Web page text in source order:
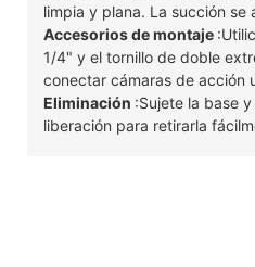
limpia y plana. La succión
Accesorios de montaje
1/4" y el tornillo de doble
conectar cámaras de acción
Eliminación :Sujete la base
liberación para retirarla